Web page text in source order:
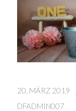
20. MÄRZ 2019
DFADMIN007